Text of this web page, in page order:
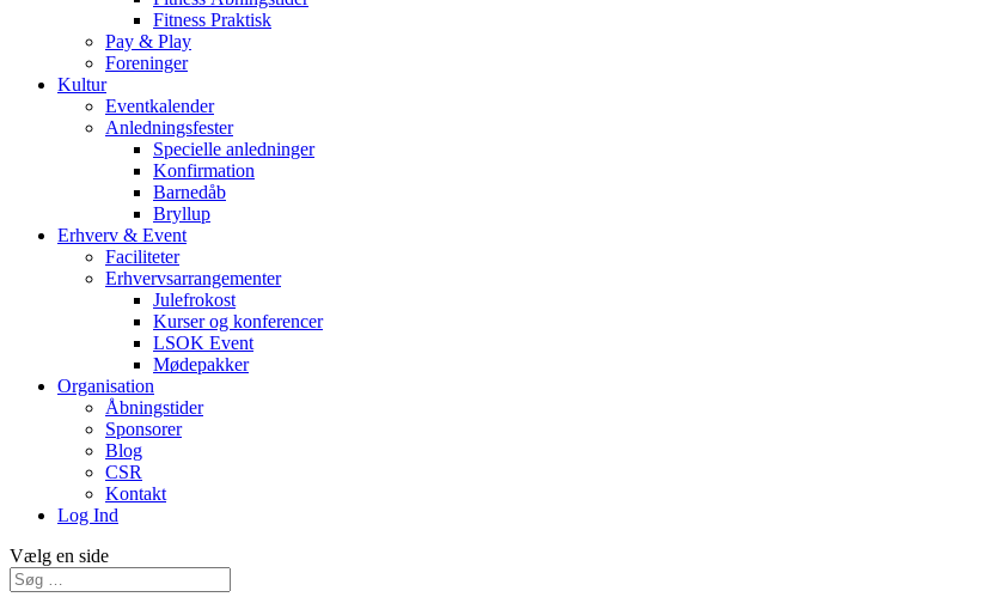
Fitness Praktisk
Pay & Play
Foreninger
Kultur
Eventkalender
Anledningsfester
Specielle anledninger
Konfirmation
Barnedåb
Bryllup
Erhverv & Event
Faciliteter
Erhvervsarrangementer
Julefrokost
Kurser og konferencer
LSOK Event
Mødepakker
Organisation
Åbningstider
Sponsorer
Blog
CSR
Kontakt
Log Ind
Vælg en side